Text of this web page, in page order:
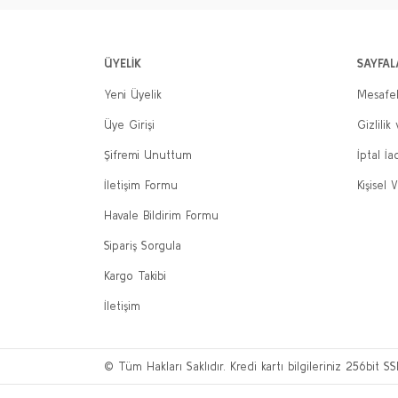
ÜYELİK
Yeni Üyelik
Üye Girişi
Şifremi Unuttum
İletişim Formu
Havale Bildirim Formu
Sipariş Sorgula
Kargo Takibi
İletişim
Gizlilik
İptal
Kişisel
© Tüm Hakları Saklıdır. Kredi kartı bilgileriniz 256bit